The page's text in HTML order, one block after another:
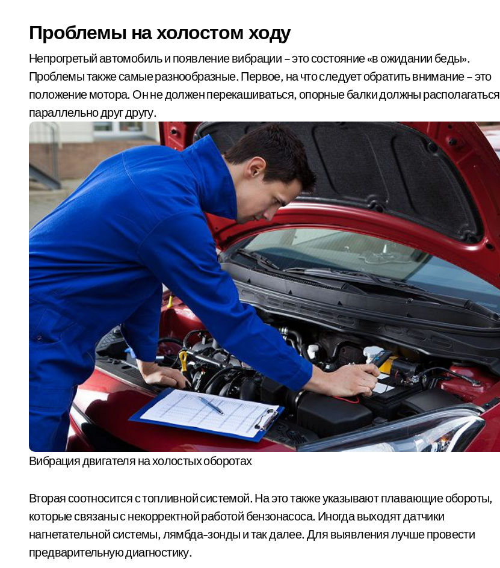
Проблемы на холостом ходу
Непрогретый автомобиль и появление вибрации – это состояние «в ожидании беды».
Проблемы также самые разнообразные. Первое, на что следует обратить внимание – это
положение мотора. Он не должен перекашиваться, опорные балки должны располагаться
параллельно друг другу.
Вибрация двигателя на холостых оборотах
Вторая соотносится с топливной системой. На это также указывают плавающие обороты,
которые связаны с некорректной работой бензонасоса. Иногда выходят датчики
нагнетательной системы, лямбда-зонды и так далее. Для выявления лучше провести
предварительную диагностику.